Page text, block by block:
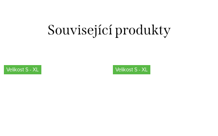
Související produkty
Velikost S - XL Velikost S - XL